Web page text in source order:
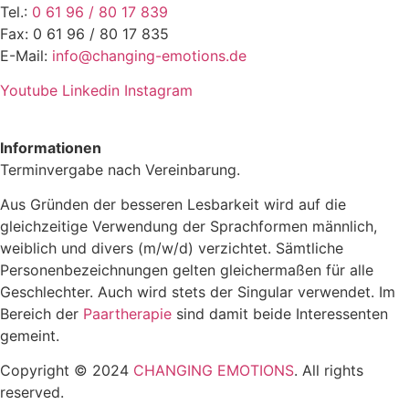
Tel.: 0 61 96 / 80 17 839
Fax: 0 61 96 / 80 17 835
E-Mail: info@changing-emotions.de
Youtube Linkedin Instagram
Informationen
Terminvergabe nach Vereinbarung.
Aus Gründen der besseren Lesbarkeit wird auf die
gleichzeitige Verwendung der Sprachformen männlich,
weiblich und divers (m/w/d) verzichtet. Sämtliche
Personenbezeichnungen gelten gleichermaßen für alle
Geschlechter. Auch wird stets der Singular verwendet. Im
Bereich der Paartherapie sind damit beide Interessenten
gemeint.
Copyright © 2024 CHANGING EMOTIONS. All rights
reserved.